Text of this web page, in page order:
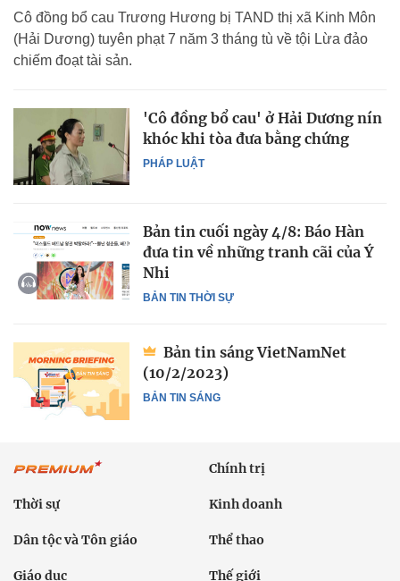
Cô đồng bổ cau Trương Hương bị TAND thị xã Kinh Môn
(Hải Dương) tuyên phạt 7 năm 3 tháng tù về tội Lừa đảo
chiếm đoạt tài sản.
PHÁP LUẬT
'Cô đồng bổ cau' ở Hải Dương nín
khóc khi tòa đưa bằng chứng
BẢN TIN THỜI SỰ
Bản tin cuối ngày 4/8: Báo Hàn
đưa tin về những tranh cãi của Ý
Nhi
BẢN TIN SÁNG
Bản tin sáng VietNamNet
(10/2/2023)
Chính trị
Thời sự Kinh doanh
Dân tộc và Tôn giáo Thể thao
Giáo dục Thế giới